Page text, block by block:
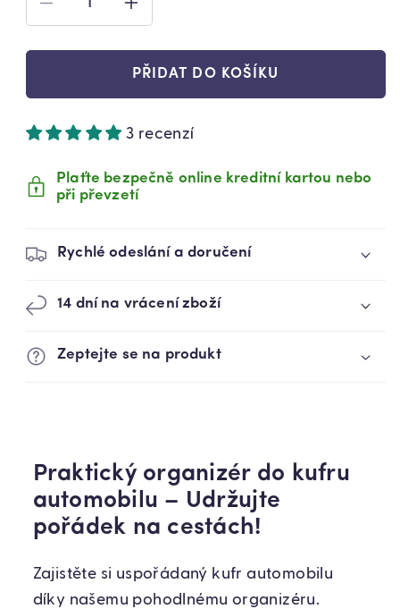
SNÍŽIT
MNOŽSTVÍ
PRODUKTU
ORGANIZÉR
ZAVAZADLOVÉHO
AUTOMOBILU
PROSTORNÝ,
ČERNÝ
(5773)
ZVÝŠIT
MNOŽSTVÍ
PRODUKTU
ORGANIZÉR
DO
ZAVAZADLOVÉHO
AUTOMOBILU
PROSTORNÝ,
ČERNÝ
PŘIDAT DO KOŠÍKU
3 recenzí
Plaťte bezpečně online kreditní kartou nebo
při převzetí
Rychlé odeslání a doručení
14 dní na vrácení zboží
Zeptejte se na produkt
Praktický organizér do kufru
automobilu – Udržujte
pořádek na cestách!
Zajistěte si uspořádaný kufr automobilu
díky našemu pohodlnému organizéru.